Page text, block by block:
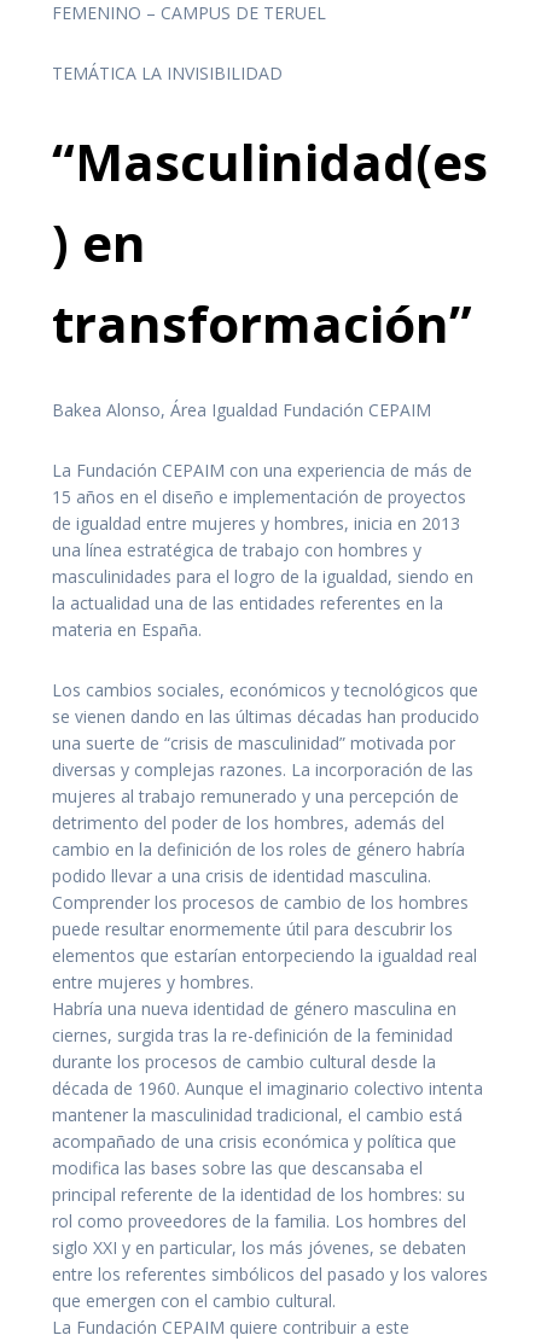
FEMENINO – CAMPUS DE TERUEL
TEMÁTICA LA INVISIBILIDAD
“Masculinidad(es
) en
transformación”
Bakea Alonso, Área Igualdad Fundación CEPAIM
La Fundación CEPAIM con una experiencia de más de
15 años en el diseño e implementación de proyectos
de igualdad entre mujeres y hombres, inicia en 2013
una línea estratégica de trabajo con hombres y
masculinidades para el logro de la igualdad, siendo en
la actualidad una de las entidades referentes en la
materia en España.
Los cambios sociales, económicos y tecnológicos que
se vienen dando en las últimas décadas han producido
una suerte de “crisis de masculinidad” motivada por
diversas y complejas razones. La incorporación de las
mujeres al trabajo remunerado y una percepción de
detrimento del poder de los hombres, además del
cambio en la definición de los roles de género habría
podido llevar a una crisis de identidad masculina.
Comprender los procesos de cambio de los hombres
puede resultar enormemente útil para descubrir los
elementos que estarían entorpeciendo la igualdad real
entre mujeres y hombres.
Habría una nueva identidad de género masculina en
ciernes, surgida tras la re-definición de la feminidad
durante los procesos de cambio cultural desde la
década de 1960. Aunque el imaginario colectivo intenta
mantener la masculinidad tradicional, el cambio está
acompañado de una crisis económica y política que
modifica las bases sobre las que descansaba el
principal referente de la identidad de los hombres: su
rol como proveedores de la familia. Los hombres del
siglo XXI y en particular, los más jóvenes, se debaten
entre los referentes simbólicos del pasado y los valores
que emergen con el cambio cultural.
La Fundación CEPAIM quiere contribuir a este